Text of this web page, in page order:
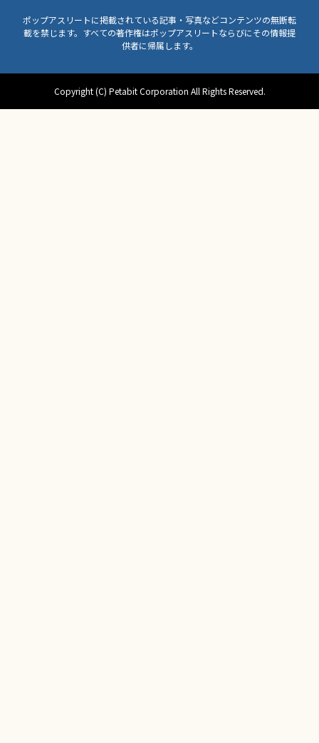
ポップアスリートに掲載されている記事・写真などコンテンツの無断転
載を禁じます。すべての著作権はポップアスリートならびにその情報提
供者に帰属します。
Copyright (C) Petabit Corporation All Rights Reserved.